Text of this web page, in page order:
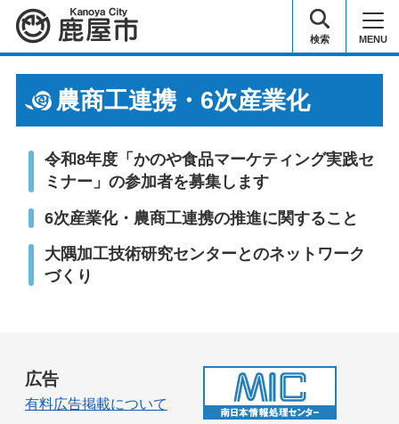
鹿屋市 検索 MENU
農商工連携・6次産業化
令和8年度「かのや食品マーケティング実践セ
ミナー」の参加者を募集します
6次産業化・農商工連携の推進に関すること
大隅加工技術研究センターとのネットワーク
づくり
広告
有料広告掲載について